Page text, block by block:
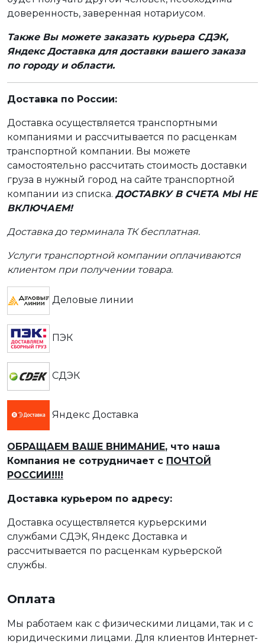
доверенность, заверенная нотариусом.
Также Вы можете заказать курьера СДЭК,
Яндекс Доставка для доставки вашего заказа
по городу и области.
Доставка по России:
Доставка осуществляется транспортными
компаниями и рассчитывается по расценкам
транспортной компании. Вы можете
самостоятельно рассчитать стоимость доставки
груза в нужный город на сайте транспортной
компании из списка. ДОСТАВКУ В СЧЕТА МЫ НЕ
ВКЛЮЧАЕМ!
Доставка до терминала ТК бесплатная.
Услуги транспортной компании оплачиваются
клиентом при получении товара.
Деловые линии
ПЭК
СДЭК
Яндекс Доставка
ОБРАЩАЕМ ВАШЕ ВНИМАНИЕ, что наша
Компания не сотрудничает с ПОЧТОЙ
РОССИИ!!!!
Доставка курьером по адресу:
Доставка осуществляется курьерскими
службами СДЭК, Яндекс Доставка и
рассчитывается по расценкам курьерской
службы.
Оплата
Мы работаем как с физическими лицами, так и с
юридическими лицами. Для клиентов Интернет-